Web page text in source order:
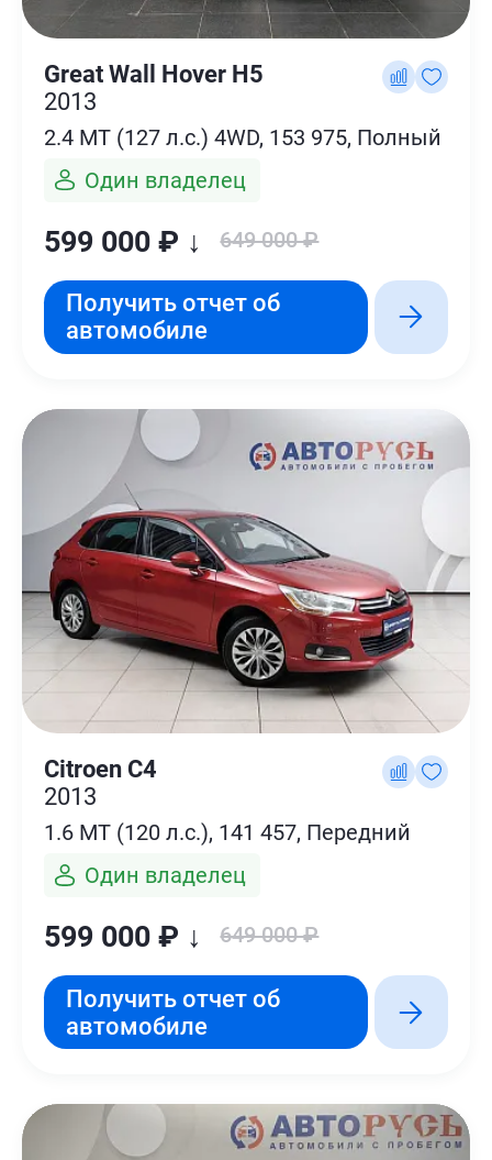
Great Wall Hover H5
2013
2.4 MT (127 л.с.) 4WD, 153 975, Полный
Один владелец
599 000 ₽ ↓ 649 000 ₽
Получить отчет об
автомобиле
Citroen C4
2013
1.6 MT (120 л.с.), 141 457, Передний
Один владелец
599 000 ₽ ↓ 649 000 ₽
Получить отчет об
автомобиле